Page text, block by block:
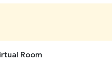
Room